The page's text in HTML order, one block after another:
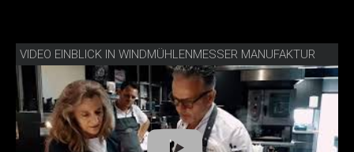
VIDEO EINBLICK IN WINDMÜHLENMESSER MANUFAKTUR